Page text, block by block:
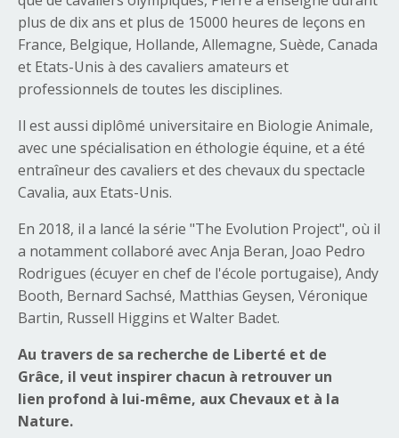
plus de dix ans et plus de 15000 heures de leçons en
France, Belgique, Hollande, Allemagne, Suède, Canada
et Etats-Unis à des cavaliers amateurs et
professionnels de toutes les disciplines.
Il est aussi diplômé universitaire en Biologie Animale,
avec une spécialisation en éthologie équine, et a été
entraîneur des cavaliers et des chevaux du spectacle
Cavalia, aux Etats-Unis.
En 2018, il a lancé la série "The Evolution Project", où il
a notamment collaboré avecAnja Beran, Joao Pedro
Rodrigues (écuyer en chef de l'école portugaise), Andy
Booth, Bernard Sachsé, Matthias Geysen, Véronique
Bartin, Russell Higgins et Walter Badet.
Au travers de sa recherche de Liberté et de
Grâce, il veut inspirer chacun à retrouver un
lien profond à lui-même, aux Chevaux et à la
Nature.